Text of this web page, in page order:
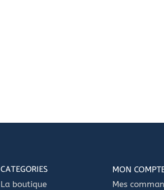
CATEGORIES
La boutique
MON
Mes